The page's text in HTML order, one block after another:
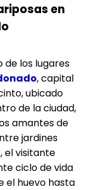
en
de los lugares
, capital
ubicado
de la ciudad,
amantes de
jardines
el visitante
ciclo de vida
el huevo hasta